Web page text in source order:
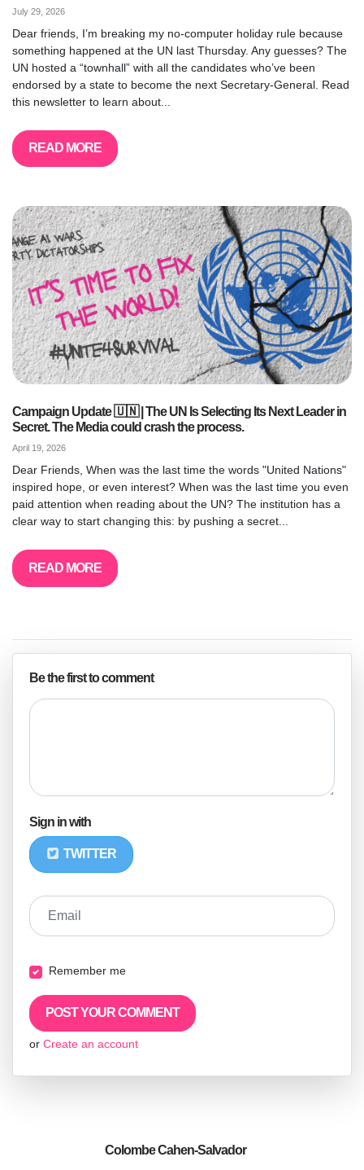
July 29, 2026
Dear friends, I’m breaking my no-computer holiday rule because
something happened at the UN last Thursday. Any guesses? The
UN hosted a “townhall” with all the candidates who’ve been
endorsed by a state to become the next Secretary-General. Read
this newsletter to learn about...
READ MORE
Campaign Update 🇺🇳 | The UN Is Selecting Its Next Leader in
Secret. The Media could crash the process.
April 19, 2026
Dear Friends, When was the last time the words "United Nations"
inspired hope, or even interest? When was the last time you even
paid attention when reading about the UN? The institution has a
clear way to start changing this: by pushing a secret...
READ MORE
Be the first to comment
Sign in with
TWITTER
Email
Remember me
or Create an account
Colombe Cahen-Salvador